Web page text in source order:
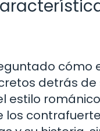
cómo
detrás de